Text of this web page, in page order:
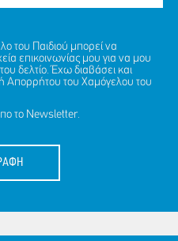
του Παιδιού μπορεί να
επικοινωνίας μου για να μου
δελτίο. Έχω διαβάσει και
Απορρήτου του Χαμόγελου του
το Newsletter.